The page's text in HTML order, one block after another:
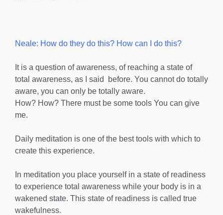
Neale: How do they do this? How can I do this?
It is a question of awareness, of reaching a state of
total awareness, as I said before. You cannot do totally
aware, you can only be totally aware.
How? How? There must be some tools You can give
me.
Daily meditation is one of the best tools with which to
create this experience.
In meditation you place yourself in a state of readiness
to experience total awareness while your body is in a
wakened state. This state of readiness is called true
wakefulness.